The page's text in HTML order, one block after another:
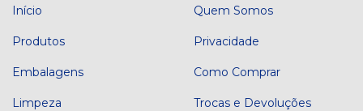
Início
Produtos
Embalagens
Limpeza
Quem Somos
Privacidade
Como Comprar
Trocas e Devoluções